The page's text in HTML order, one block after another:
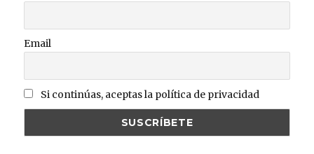
Email
Si continúas, aceptas la política de privacidad